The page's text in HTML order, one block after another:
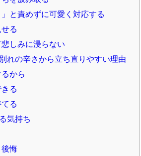
と責めずに可愛く対応する
る
しみに浸らない
れの辛さから立ち直りやすい理由
から
る
る
気持ち
後悔